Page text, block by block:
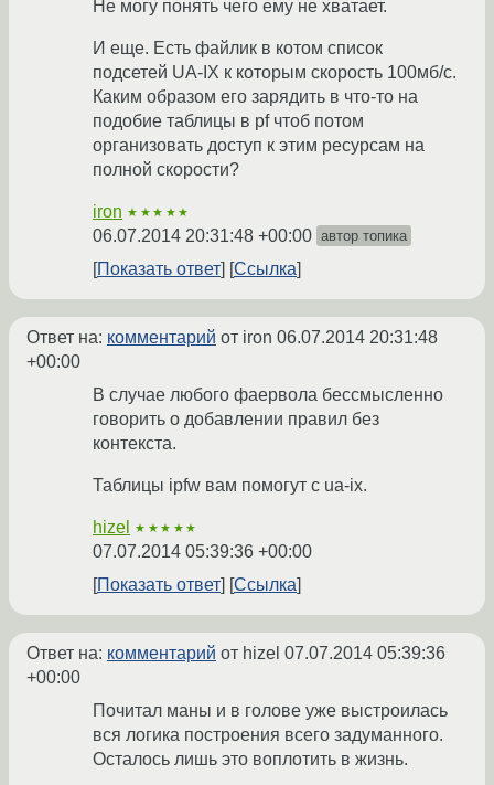
Не могу понять чего ему не хватает.
И еще. Есть файлик в котом список
подсетей UA-IX к которым скорость 100мб/с.
Каким образом его зарядить в что-то на
подобие таблицы в pf чтоб потом
организовать доступ к этим ресурсам на
полной скорости?
iron ★★★★★
06.07.2014 20:31:48 +00:00 автор топика
Показать ответ Ссылка
Ответ на: комментарий от iron 06.07.2014 20:31:48
+00:00
В случае любого фаервола бессмысленно
говорить о добавлении правил без
контекста.
Таблицы ipfw вам помогут с ua-ix.
hizel ★★★★★
07.07.2014 05:39:36 +00:00
Показать ответ
Ссылка
Ответ на: комментарий от hizel 07.07.2014 05:39:36
+00:00
Почитал маны и в голове уже выстроилась
вся логика построения всего задуманного.
Осталось лишь это воплотить в жизнь.